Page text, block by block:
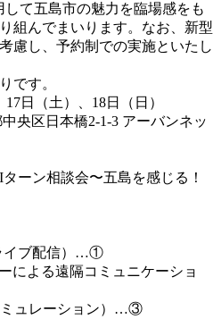
て五島市の魅力を臨場感をも
組んでまいります。なお、新型
慮し、予約制での実施といたし
です。
17日（土）、18日（日）
央区日本橋2-1-3 アーバンネッ
ーン相談会〜五島を感じる！
イブ配信）…①
による遠隔コミュニケーショ
ミュレーション）…③